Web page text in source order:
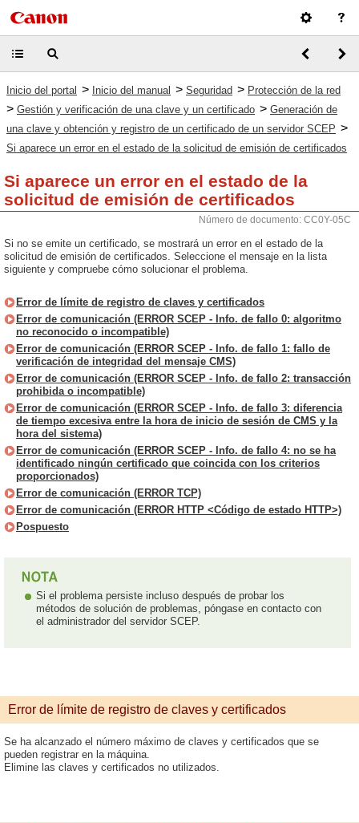
Inicio del portal > Inicio del manual > Seguridad > Protección de la red
> Gestión y verificación de una clave y un certificado > Generación de
una clave y obtención y registro de un certificado de un servidor SCEP >
Si aparece un error en el estado de la solicitud de emisión de certificados
Si aparece un error en el estado de la
solicitud de emisión de certificados
Número de documento: CC0Y-05C
Si no se emite un certificado, se mostrará un error en el estado de la
solicitud de emisión de certificados. Seleccione el mensaje en la lista
siguiente y compruebe cómo solucionar el problema.
Error de límite de registro de claves y certificados
Error de comunicación (ERROR SCEP - Info. de fallo 0: algoritmo
no reconocido o incompatible)
Error de comunicación (ERROR SCEP - Info. de fallo 1: fallo de
verificación de integridad del mensaje CMS)
Error de comunicación (ERROR SCEP - Info. de fallo 2: transacción
prohibida o incompatible)
Error de comunicación (ERROR SCEP - Info. de fallo 3: diferencia
de tiempo excesiva entre la hora de inicio de sesión de CMS y la
hora del sistema)
Error de comunicación (ERROR SCEP - Info. de fallo 4: no se ha
identificado ningún certificado que coincida con los criterios
proporcionados)
Error de comunicación (ERROR TCP)
Error de comunicación (ERROR HTTP <Código de estado HTTP>)
Pospuesto
Si el problema persiste incluso después de probar los
métodos de solución de problemas, póngase en contacto con
el administrador del servidor SCEP.
Error de límite de registro de claves y certificados
Se ha alcanzado el número máximo de claves y certificados que se
pueden registrar en la máquina.
Elimine las claves y certificados no utilizados.